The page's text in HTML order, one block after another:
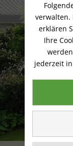
verwalten.
erklären
Ihre
jederzeit